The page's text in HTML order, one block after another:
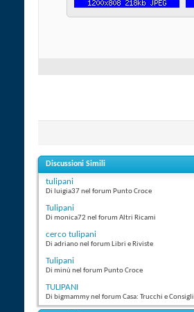
Discussioni Simili
tulipani
Di luigia37 nel forum Punto Croce
Tulipani
Di monica72 nel forum Altri Ricami
cerco tulipani
Di adriano nel forum Libri e Riviste
Tulipani
Di minù nel forum Punto Croce
TULIPANI
Di bigmammy nel forum Casa: Trucchi e Consigli